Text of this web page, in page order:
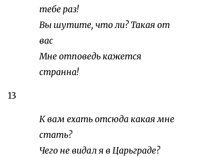
тебе раз!
Вы шутите, что ли? Такая от
вас
Мне отповедь кажется
странна!
13
К вам ехать отсюда какая мне
стать?
Чего не видал я в Царьграде?